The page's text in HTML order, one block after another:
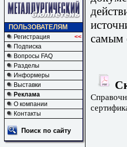
ПОЛЬЗОВАТЕЛЯМ
Регистрация
<<
Подписка
Вопросы FAQ
Разделы
Информеры
Выставки
Реклама
О компании
Контакты
Поиск по сайту
самым